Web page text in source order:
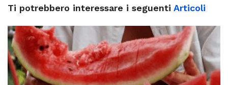
Ti potrebbero interessare i seguenti Articoli